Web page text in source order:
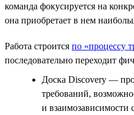
команда фокусируется на
она приобретает в нем
Работа строится по «процессу
последовательно переходит
Доска Discovery —
требований,
и взаимозависимости